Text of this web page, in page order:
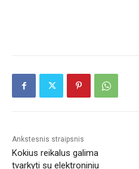
Ankstesnis straipsnis
Kokius reikalus galima
tvarkyti su elektroniniu